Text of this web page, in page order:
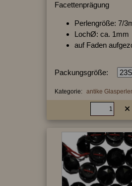
Facettenprägung
Perlengröße: 7/
LochØ: ca. 1mm
auf Faden
Packungsgröße:
Kategorie: antike